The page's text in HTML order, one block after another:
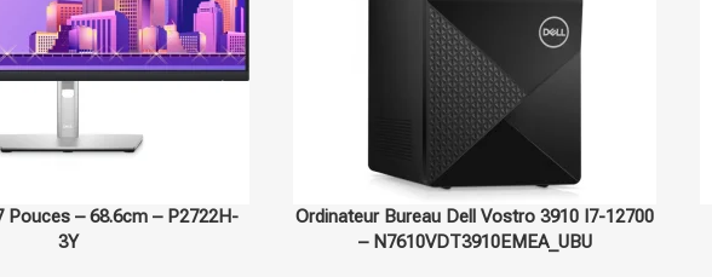
Dell Vostro 3910 I7-12700
Ecran Dell E Series 20 Pouces – LED
Display HD+ LCD Noir – E2016HV